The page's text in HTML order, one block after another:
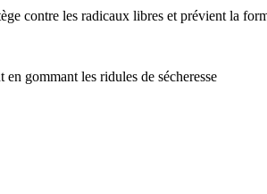
contre les radicaux libres et prévient la
gommant les ridules de sécheresse